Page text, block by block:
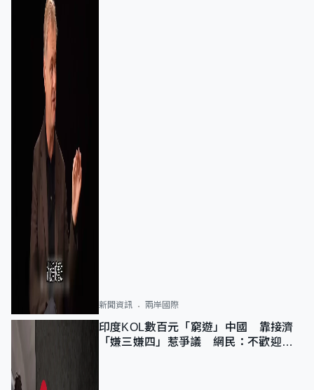
新聞資訊 兩岸國際
印度KOL數百元「窮遊」中國 靠接濟
「嫌三嫌四」惹爭議 網民：不歡迎劣